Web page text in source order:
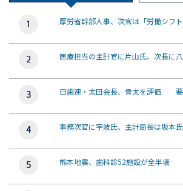
厚労省幹部人事、次官は「労働シフ
医療担当の主計官に片山氏、次長
日歯連・太田会長、骨太を評価 要
事務次官に宇波氏、主計局長は坂
熊本地震、歯科診52施設が全半壊